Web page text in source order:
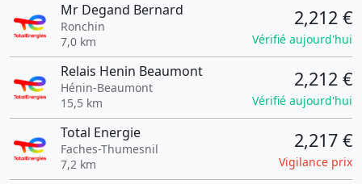
Mr Degand Bernard
Ronchin
7,0 km
2,212 €
Vérifié aujourd'hui
Relais Henin Beaumont
Hénin-Beaumont
15,5 km
2,212 €
Vérifié aujourd'hui
Total Energie
Faches-Thumesnil
7,2 km
2,217 €
Vigilance prix